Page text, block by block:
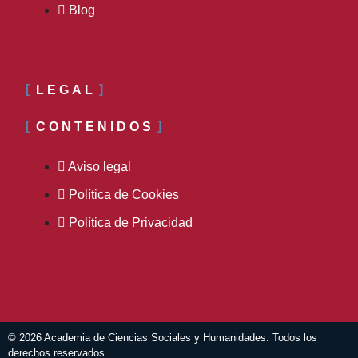
Blog
LEGAL
CONTENIDOS
Aviso legal
Política de Cookies
Política de Privacidad
© 2026 Academia de Ciencias Sociales y Humanidades. Todos los
derechos reservados.